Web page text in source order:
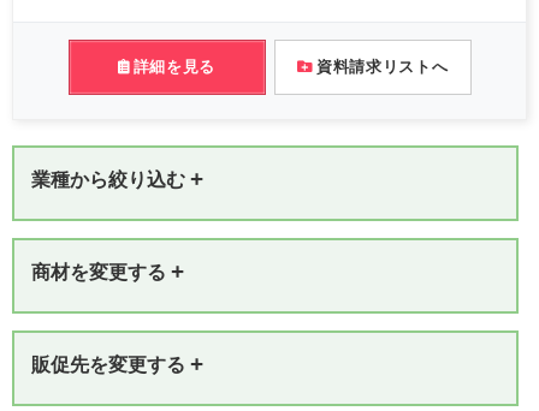
詳細を見る 資料請求リストへ
業種から絞り込む +
商材を変更する +
販促先を変更する +